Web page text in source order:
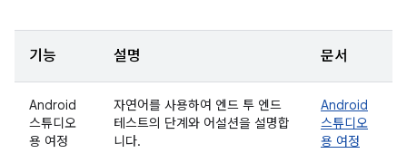
기능 설명 문서
Android
스튜디오
용 여정
자연어를 사용하여 엔드 투 엔드
테스트의 단계와 어설션을 설명합
니다.
Android
스튜디오
용 여정